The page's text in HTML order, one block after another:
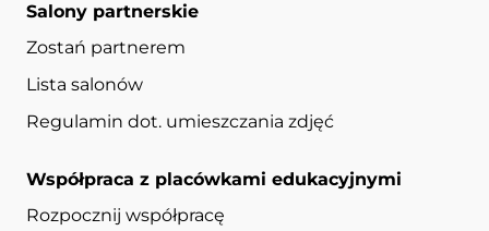
Salony partnerskie
Zostań partnerem
Lista salonów
Regulamin dot. umieszczania zdjęć
Współpraca z placówkami edukacyjnymi
Rozpocznij współpracę